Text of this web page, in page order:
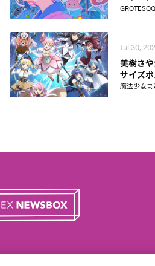
Jul 30,
美樹さ
サイズ
魔法少女